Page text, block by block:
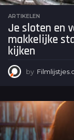
ARTIKELEN
Je sloten en
makkelijke
kijken
by